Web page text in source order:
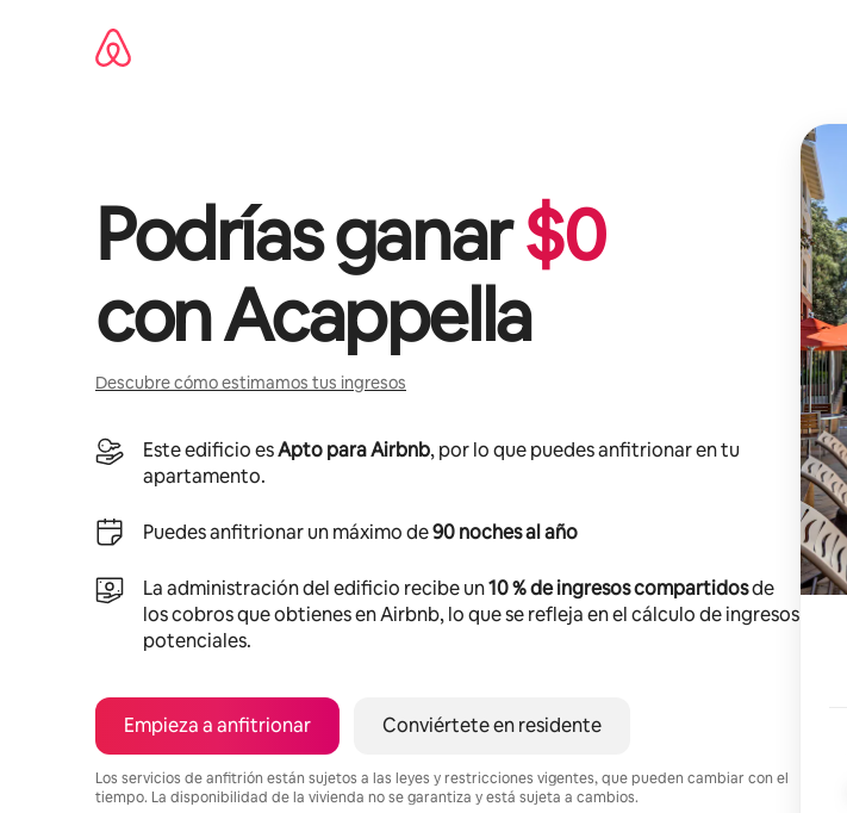
Podrías ganar$0
conAcappella
Descubre cómo estimamos tus ingresos
Este edificio esApto para Airbnb, por lo que puedes anfitrionar en tu
apartamento.
Puedes anfitrionar un máximo de90 noches al año
La administración del edificio recibe un10 % de ingresos compartidosde
los cobros que obtienes en Airbnb, lo que se refleja en el cálculo de ingresos
potenciales.
Empieza a anfitrionar Conviértete en residente
Los servicios de anfitrión están sujetos a las leyes y restricciones vigentes, que pueden cambiar con el
tiempo. La disponibilidad de la vivienda no se garantiza y está sujeta a cambios.